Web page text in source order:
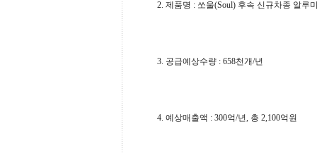
2. 제품명 : 쏘울(Soul) 후속 신규차종 알루
3. 공급예상수량 : 658천개/년
4. 예상매출액 : 300억/년, 총 2,100억원